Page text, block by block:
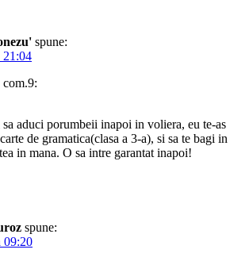
spune:
21:04
sa aduci porumbeii inapoi in voliera, eu te-as
de gramatica(clasa a 3-a), si sa te bagi in
in mana. O sa intre garantat inapoi!
spune:
09:20